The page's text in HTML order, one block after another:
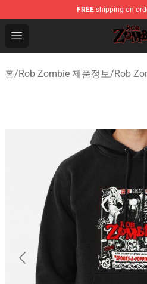
FREE shipping on
Open menu
Rob Zombie Shop -
홈/Rob Zombie 제품정보/Rob